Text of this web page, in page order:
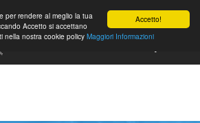
Accetto!
per rendere al meglio la tua
Accetto si accettano
nella nostra cookie policy Maggiori Informazioni
0